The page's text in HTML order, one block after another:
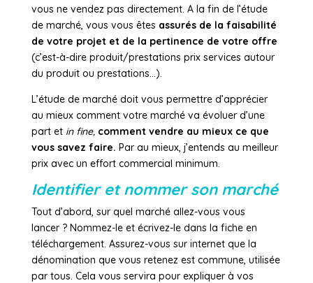
vous ne vendez pas directement. A la fin de l’étude
de marché, vous vous êtes assurés de la faisabilité
de votre projet et de la pertinence de votre offre
(c’est-à-dire produit/prestations prix services autour
du produit ou prestations…).
L’étude de marché doit vous permettre d’apprécier
au mieux comment votre marché va évoluer d’une
part etin fine, comment vendre au mieux ce que
vous savez faire. Par au mieux, j’entends au meilleur
prix avec un effort commercial minimum.
Identifier et nommer son marché
Tout d’abord, sur quel marché allez-vous vous
lancer ? Nommez-le et écrivez-le dans la fiche en
téléchargement. Assurez-vous sur internet que la
dénomination que vous retenez est commune, utilisée
par tous. Cela vous servira pour expliquer à vos